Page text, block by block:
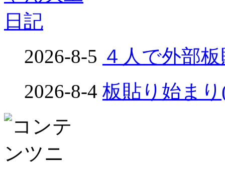
2026-8-5 ４人で外部
2026-8-4 板貼り始ま